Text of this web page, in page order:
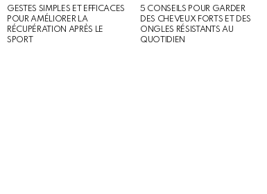
GESTES SIMPLES ET EFFICACES
POUR AMÉLIORER LA
RÉCUPÉRATION APRÈS LE
SPORT
5 CONSEILS POUR GARDER
DES CHEVEUX FORTS ET DES
ONGLES RÉSISTANTS AU
QUOTIDIEN